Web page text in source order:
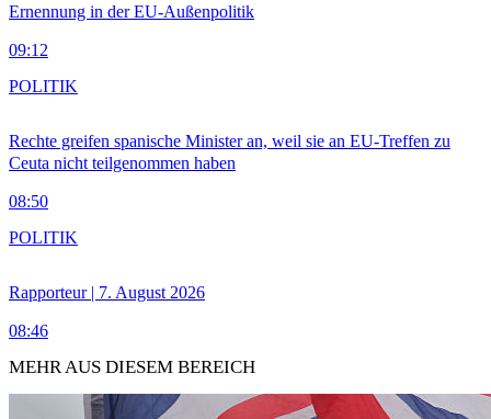
Ernennung in der EU-Außenpolitik
09:12
Rechte greifen spanische Minister an, weil sie an EU-Treffen zu
Ceuta nicht teilgenommen haben
08:50
POLITIK
Rapporteur | 7. August 2026
08:46
POLITIK
MEHR AUS DIESEM BEREICH